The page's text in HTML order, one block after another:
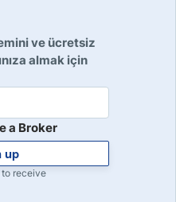
ve ücretsiz
almak için
a Broker
up
receive